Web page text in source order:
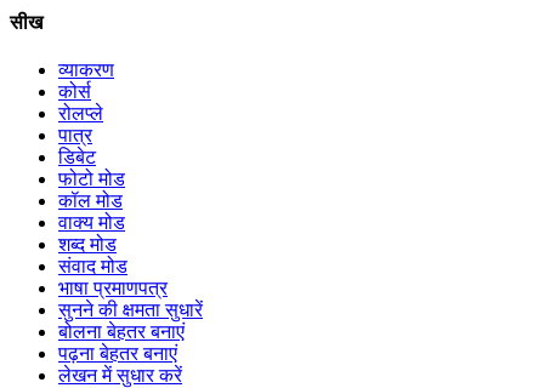
सीख
व्याकरण
कोर्स
रोलप्ले
पात्र
डिबेट
फोटो मोड
कॉल मोड
वाक्य मोड
शब्द मोड
संवाद मोड
भाषा प्रमाणपत्र
सुनने की क्षमता सुधारें
बोलना बेहतर बनाएं
पढ़ना बेहतर बनाएं
लेखन में सुधार करें